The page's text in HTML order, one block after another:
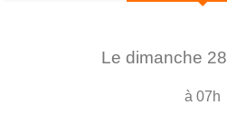
Le dimanche 28
à 07h